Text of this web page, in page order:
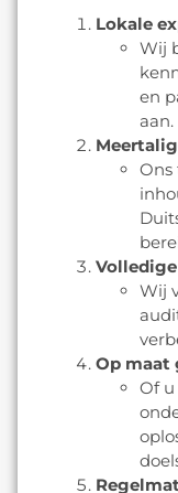
Lokale
Wij
en
aan.
Ons
Wij
Op maat
Of